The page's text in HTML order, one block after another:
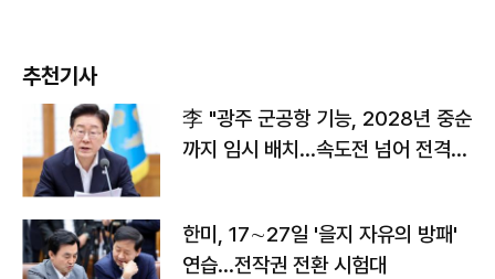
추천기사
李 "광주 군공항 기능, 2028년 중순
까지 임시 배치…속도전 넘어 전격
한미, 17∼27일 '을지 자유의 방패'
연습…전작권 전환 시험대